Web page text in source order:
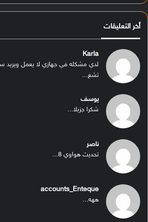
أخر التعليقات
Karla
لدي مشكله في جهازي لا يعمل ويريد
تشغ...
يوسف
شكرا جزيلا...
ناصر
تحديث هواوي 8...
accounts_Enteque
ههه...